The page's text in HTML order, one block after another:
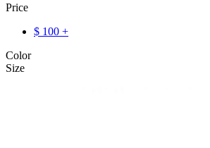
Price
$ 100 +
Color
Size